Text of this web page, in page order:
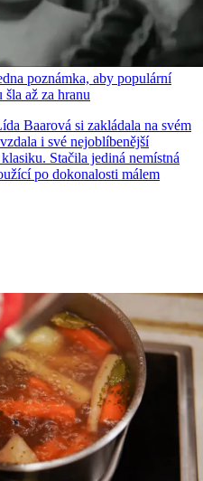
poznámka, aby populární
šla až za hranu
Baarová si zakládala na svém
i své nejoblíbenější
Stačila jediná nemístná
po dokonalosti málem